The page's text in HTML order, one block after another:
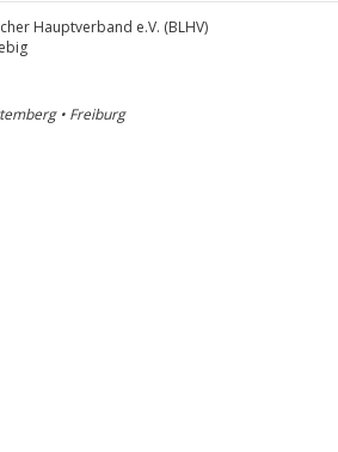
Hauptverband e.V. (BLHV)
• Freiburg